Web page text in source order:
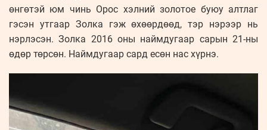
өнгөтэй юм чинь Орос хэлний золотое буюу алтлаг
гэсэн утгаар Золка гэж өхөөрдөөд, тэр нэрээр нь
нэрлэсэн. Золка 2016 оны наймдугаар сарын 21-ны
өдөр төрсөн. Наймдугаар сард есөн нас хүрнэ.